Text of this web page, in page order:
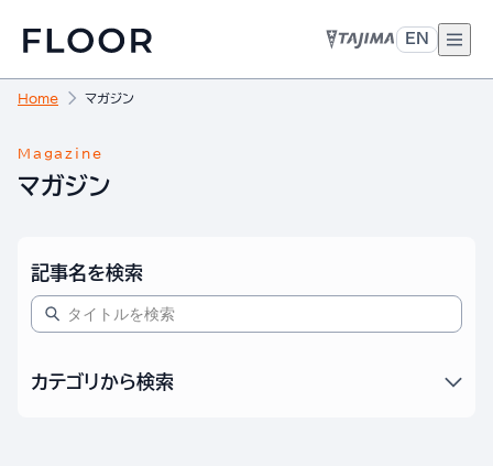
EN
Home マガジン
Magazine
マガジン
記事名を検索
カテゴリから検索